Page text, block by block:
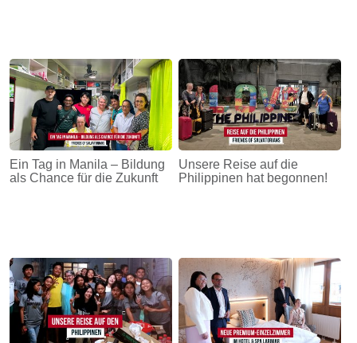
Ein Tag in Manila – Bildung
als Chance für die Zukunft
Unsere Reise auf die
Philippinen hat begonnen!